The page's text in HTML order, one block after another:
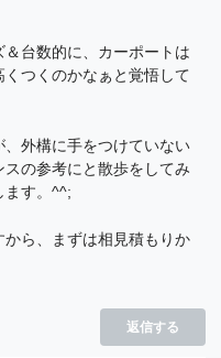
台数的に、カーポートは
つくのかなぁと覚悟して
外構に手をつけていない
の参考にと散歩をしてみ
ます。^^;
ら、まずは相見積もりか
返信する